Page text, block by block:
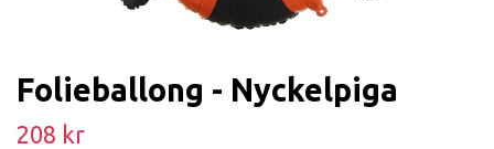
Folieballong - Nyckelpiga
208 kr